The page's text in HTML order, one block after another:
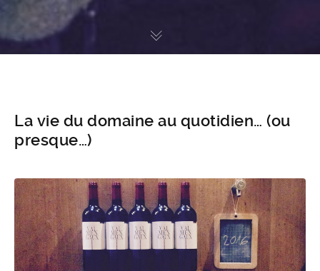
La vie du domaine au quotidien… (ou
presque…)